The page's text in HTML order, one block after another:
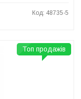
Код: 48735-5
Топ продажів